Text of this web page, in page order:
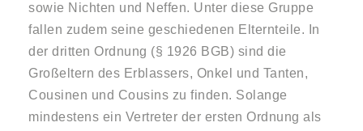
sowie Nichten und Neffen. Unter diese Gruppe
fallen zudem seine geschiedenen Elternteile. In
der dritten Ordnung (§ 1926 BGB) sind die
Großeltern des Erblassers, Onkel und Tanten,
Cousinen und Cousins zu finden. Solange
mindestens ein Vertreter der ersten Ordnung als